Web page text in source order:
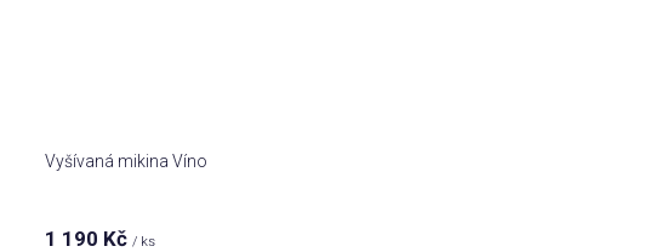
Vyšívaná mikina Víno
1 190 Kč / ks